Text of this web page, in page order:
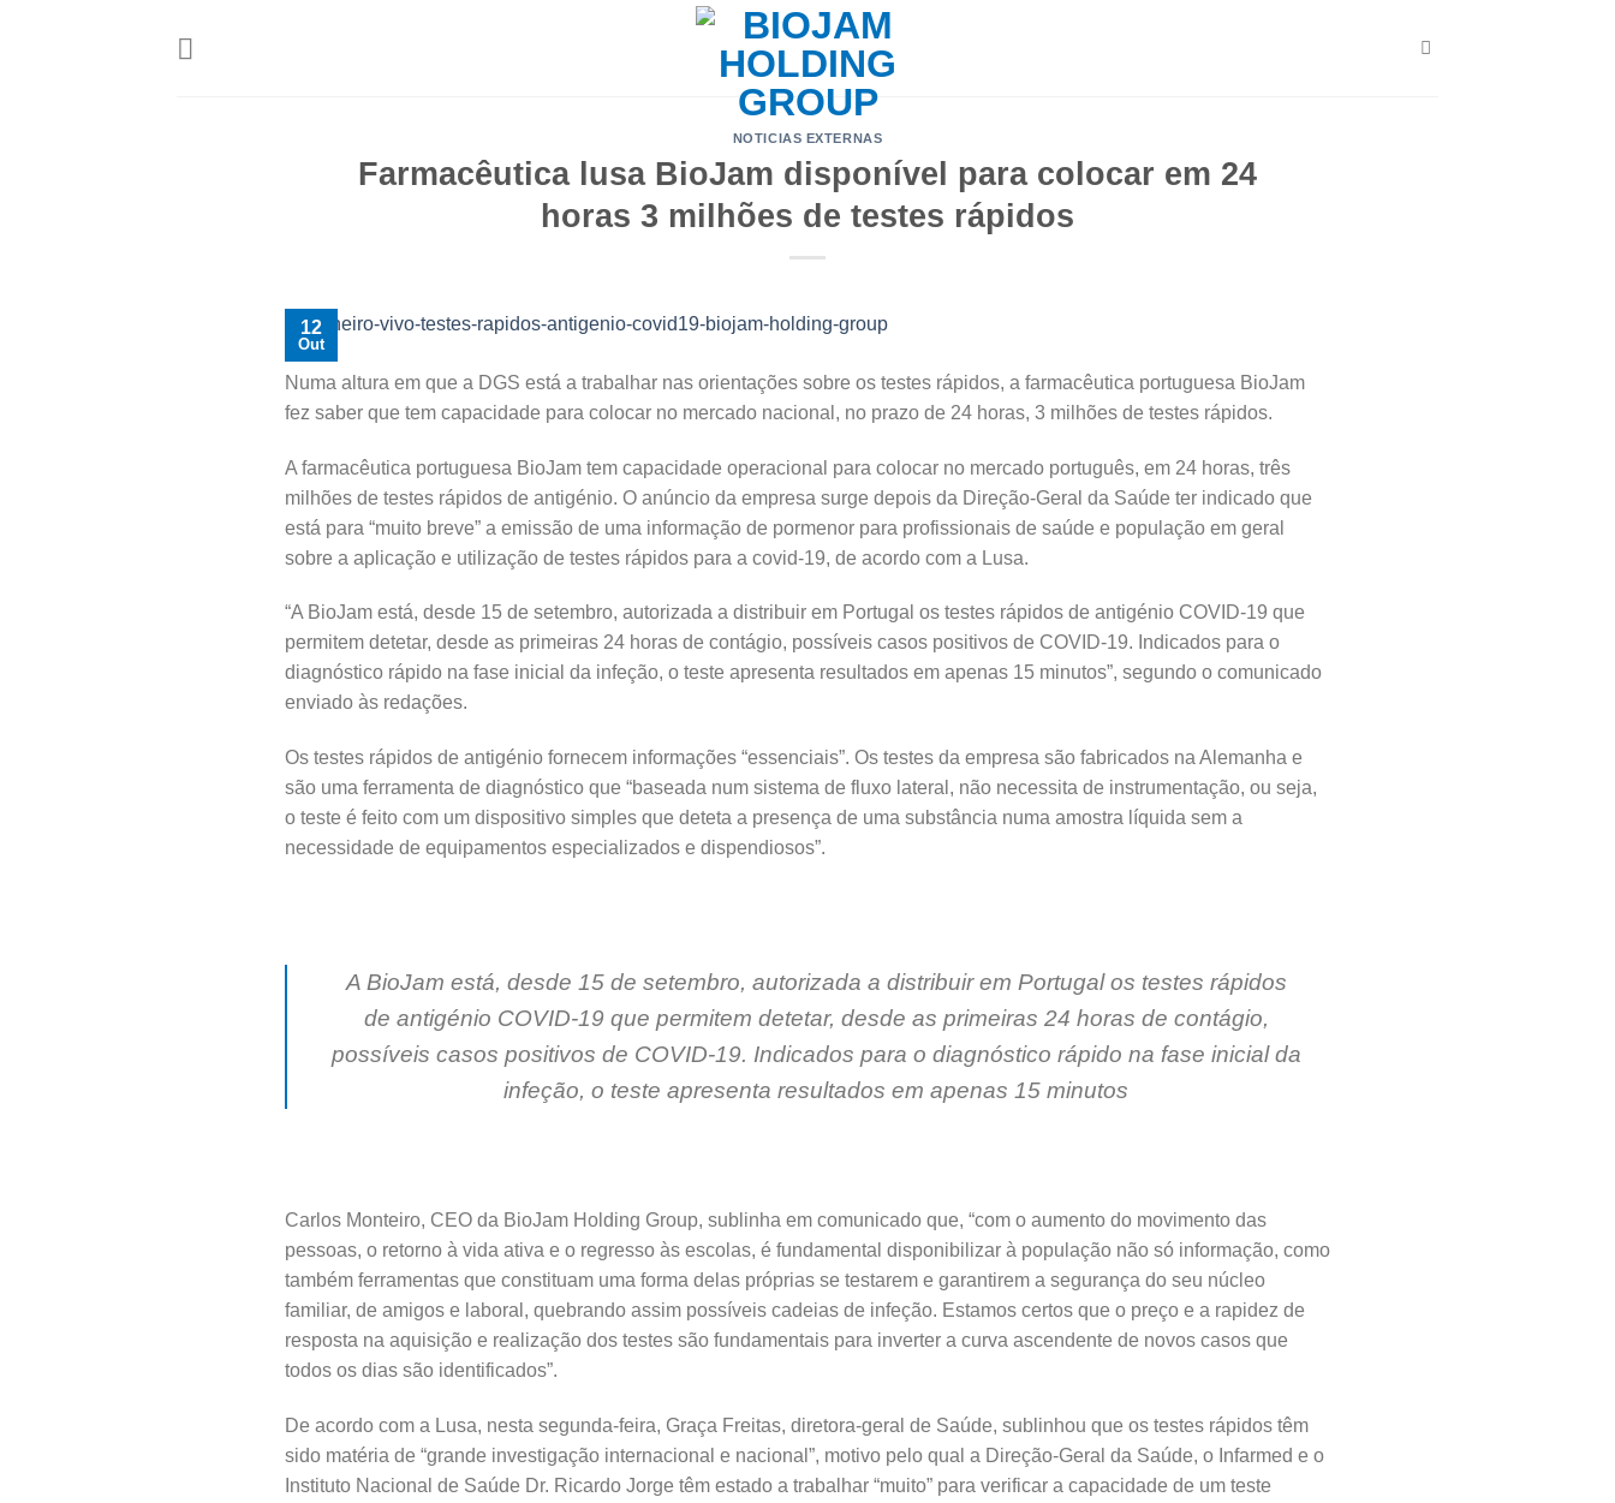
NOTICIAS EXTERNAS
Farmacêutica lusa BioJam disponível para colocar em 24
horas 3 milhões de testes rápidos
12
Out
Numa altura em que a DGS está a trabalhar nas orientações sobre os testes rápidos, a farmacêutica portuguesa BioJam
fez saber que tem capacidade para colocar no mercado nacional, no prazo de 24 horas, 3 milhões de testes rápidos.
A farmacêutica portuguesa BioJam tem capacidade operacional para colocar no mercado português, em 24 horas, três
milhões de testes rápidos de antigénio. O anúncio da empresa surge depois da Direção-Geral da Saúde ter indicado que
está para “muito breve” a emissão de uma informação de pormenor para profissionais de saúde e população em geral
sobre a aplicação e utilização de testes rápidos para a covid-19, de acordo com a Lusa.
“A BioJam está, desde 15 de setembro, autorizada a distribuir em Portugal os testes rápidos de antigénio COVID-19 que
permitem detetar, desde as primeiras 24 horas de contágio, possíveis casos positivos de COVID-19. Indicados para o
diagnóstico rápido na fase inicial da infeção, o teste apresenta resultados em apenas 15 minutos”, segundo o comunicado
enviado às redações.
Os testes rápidos de antigénio fornecem informações “essenciais”. Os testes da empresa são fabricados na Alemanha e
são uma ferramenta de diagnóstico que “baseada num sistema de fluxo lateral, não necessita de instrumentação, ou seja,
o teste é feito com um dispositivo simples que deteta a presença de uma substância numa amostra líquida sem a
necessidade de equipamentos especializados e dispendiosos”.
A BioJam está, desde 15 de setembro, autorizada a distribuir em Portugal os testes rápidos
de antigénio COVID-19 que permitem detetar, desde as primeiras 24 horas de contágio,
possíveis casos positivos de COVID-19. Indicados para o diagnóstico rápido na fase inicial da
infeção, o teste apresenta resultados em apenas 15 minutos
Carlos Monteiro, CEO da BioJam Holding Group, sublinha em comunicado que, “com o aumento do movimento das
pessoas, o retorno à vida ativa e o regresso às escolas, é fundamental disponibilizar à população não só informação, como
também ferramentas que constituam uma forma delas próprias se testarem e garantirem a segurança do seu núcleo
familiar, de amigos e laboral, quebrando assim possíveis cadeias de infeção. Estamos certos que o preço e a rapidez de
resposta na aquisição e realização dos testes são fundamentais para inverter a curva ascendente de novos casos que
todos os dias são identificados”.
De acordo com a Lusa, nesta segunda-feira, Graça Freitas, diretora-geral de Saúde, sublinhou que os testes rápidos têm
sido matéria de “grande investigação internacional e nacional”, motivo pelo qual a Direção-Geral da Saúde, o Infarmed e o
Instituto Nacional de Saúde Dr. Ricardo Jorge têm estado a trabalhar “muito” para verificar a capacidade de um teste